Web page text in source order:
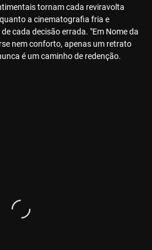
tornam cada reviravolta
a cinematografia fria e
cada decisão errada. "Em Nome da
nem conforto, apenas um retrato
é um caminho de redenção.